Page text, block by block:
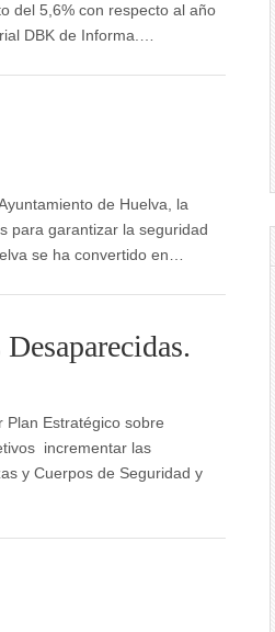
del 5,6% con respecto al año
DBK de Informa.…
de Huelva, la
para garantizar la seguridad
se ha convertido en…
Plan Estratégico sobre
incrementar las
y Cuerpos de Seguridad y